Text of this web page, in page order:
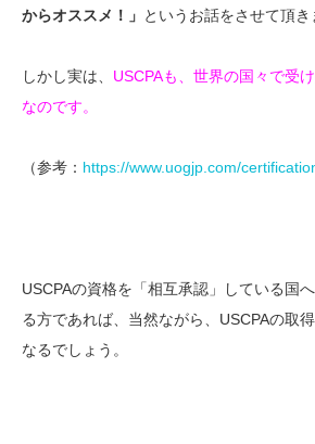
からオススメ！」 というお話をさせて頂き
しかし実は、 USCPAも、世界の国々で受
なのです。
（参考： https://www.uogjp.com/
USCPAの資格を「相互承認」している国
る方であれば、当然ながら、USCPAの取
なるでしょう。